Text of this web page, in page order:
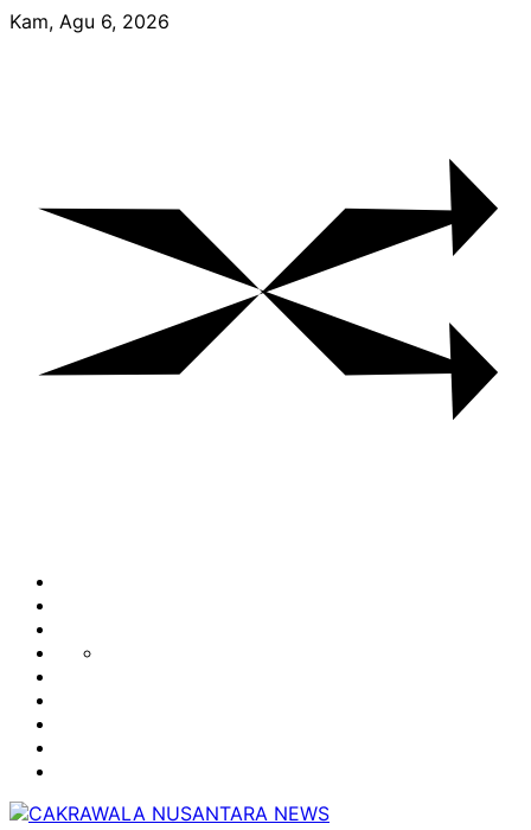
Skip
Kam, Agu 6, 2026
POLITIK
BUDAYA